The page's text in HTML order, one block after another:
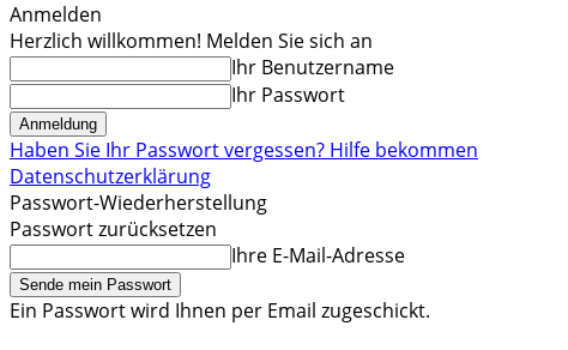
Anmelden
Herzlich willkommen! Melden Sie sich an
Ihr Benutzername
Ihr Passwort
Haben Sie Ihr Passwort vergessen? Hilfe bekommen
Datenschutzerklärung
Passwort-Wiederherstellung
Passwort zurücksetzen
Ihre E-Mail-Adresse
Ein Passwort wird Ihnen per Email zugeschickt.